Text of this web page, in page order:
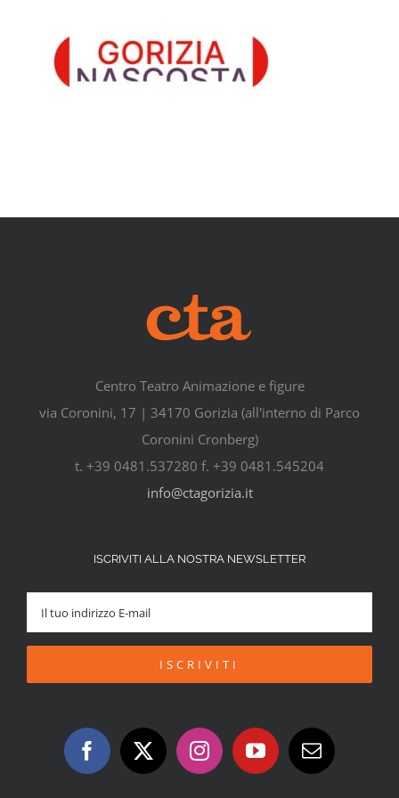
Centro Teatro Animazione e figure
via Coronini, 17 | 34170 Gorizia (all'interno di Parco
Coronini Cronberg)
t. +39 0481.537280 f. +39 0481.545204
info@ctagorizia.it
ISCRIVITI ALLA NOSTRA NEWSLETTER